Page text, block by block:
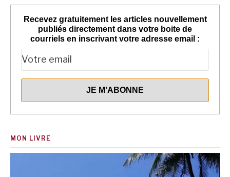
Recevez gratuitement les articles nouvellement
publiés directement dans votre boite de
courriels en inscrivant votre adresse email :
MON LIVRE